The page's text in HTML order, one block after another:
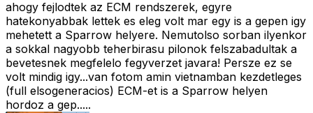
ahogy fejlodtek az ECM rendszerek, egyre
hatekonyabbak lettek es eleg volt mar egy is a gepen igy
mehetett a Sparrow helyere. Nemutolso sorban ilyenkor
a sokkal nagyobb teherbirasu pilonok felszabadultak a
bevetesnek megfelelo fegyverzet javara! Persze ez se
volt mindig igy...van fotom amin vietnamban kezdetleges
(full elsogeneracios) ECM-et is a Sparrow helyen
hordoz a gep.....